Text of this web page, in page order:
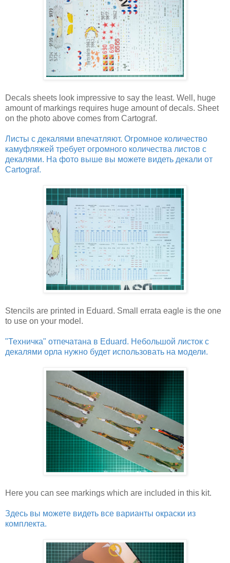
Decals sheets look impressive to say the least. Well, huge
amount of markings requires huge amount of decals. Sheet
on the photo above comes from Cartograf.
Листы с декалями впечатляют. Огромное количество
камуфляжей требует огромного количества листов с
декалями. На фото выше вы можете видеть декали от
Cartograf.
Stencils are printed in Eduard. Small errata eagle is the one
to use on your model.
"Техничка" отпечатана в Eduard. Небольшой листок с
декалями орла нужно будет использовать на модели.
Here you can see markings which are included in this kit.
Здесь вы можете видеть все варианты окраски из
комплекта.